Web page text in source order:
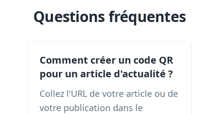
Questions fréquentes
Comment créer un code QR
pour un article d'actualité ?
Collez l'URL de votre article ou de
votre publication dans le